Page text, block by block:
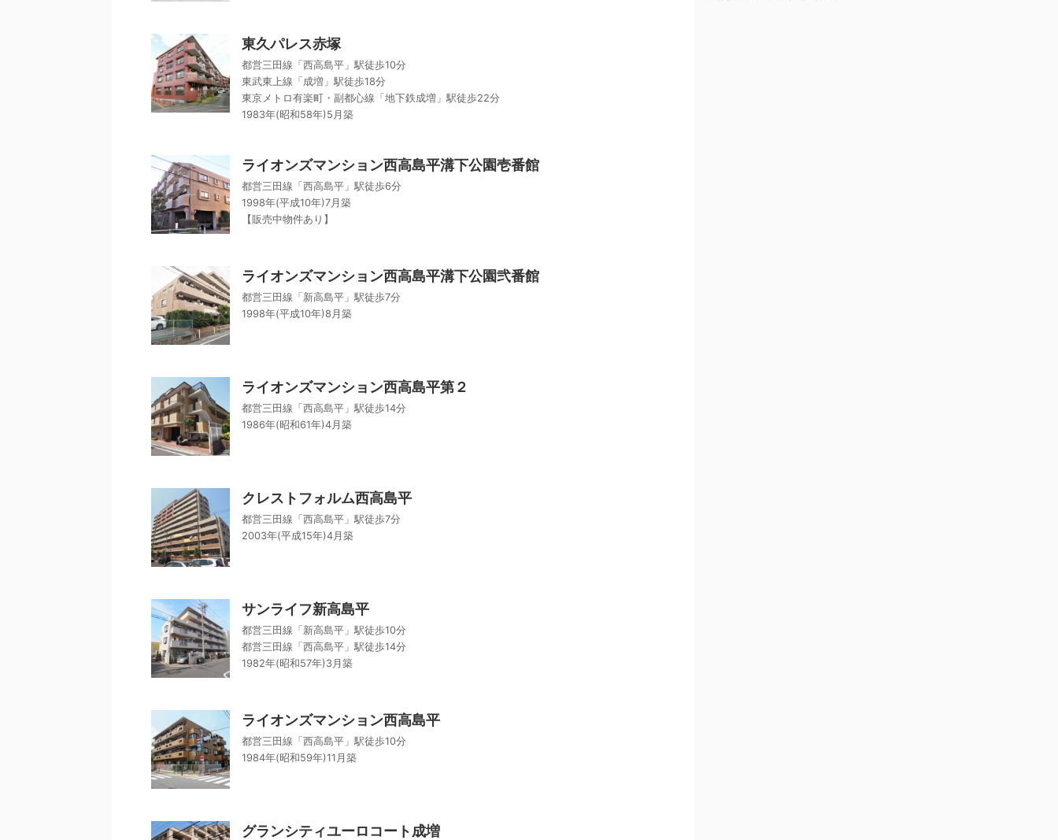
東久パレス赤塚
都営三田線「西高島平」駅徒歩10分
東武東上線「成増」駅徒歩18分
東京メトロ有楽町・副都心線「地下鉄成増」駅徒歩22分
1983年(昭和58年)5月築
ライオンズマンション西高島平溝下公園壱番館
都営三田線「西高島平」駅徒歩6分
1998年(平成10年)7月築
【販売中物件あり】
ライオンズマンション西高島平溝下公園弐番館
都営三田線「新高島平」駅徒歩7分
1998年(平成10年)8月築
ライオンズマンション西高島平第２
都営三田線「西高島平」駅徒歩14分
1986年(昭和61年)4月築
クレストフォルム西高島平
都営三田線「西高島平」駅徒歩7分
2003年(平成15年)4月築
サンライフ新高島平
都営三田線「新高島平」駅徒歩10分
都営三田線「西高島平」駅徒歩14分
1982年(昭和57年)3月築
ライオンズマンション西高島平
都営三田線「西高島平」駅徒歩10分
1984年(昭和59年)11月築
グランシティユーロコート成増